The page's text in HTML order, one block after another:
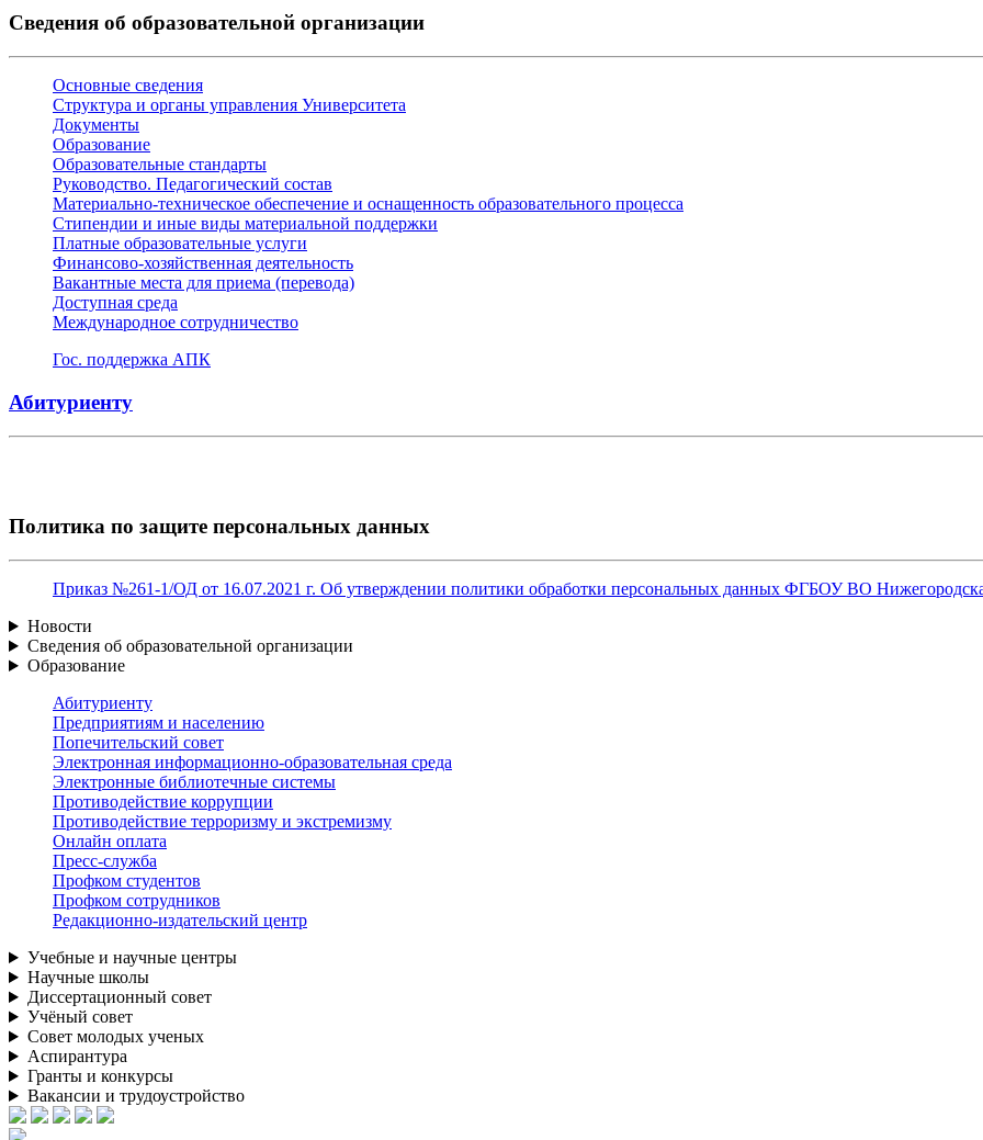
Сведения об образовательной организации
Основные сведения
Структура и органы управления Университета
Документы
Образование
Образовательные стандарты
Руководство. Педагогический состав
Материально-техническое обеспечение и оснащенность образовательного процесса
Стипендии и иные виды материальной поддержки
Платные образовательные услуги
Финансово-хозяйственная деятельность
Вакантные места для приема (перевода)
Доступная среда
Международное сотрудничество
Гос. поддержка АПК
Абитуриенту
Политика по защите персональных данных
Приказ №261-1/ОД от 16.07.2021 г. Об утверждении политики обработки персональных данных ФГБОУ ВО
Новости
Сведения об образовательной организации
Образование
Абитуриенту
Предприятиям и населению
Попечительский совет
Электронная информационно-образовательная среда
Электронные библиотечные системы
Противодействие коррупции
Противодействие терроризму и экстремизму
Онлайн оплата
Пресс-служба
Профком студентов
Профком сотрудников
Редакционно-издательский центр
Учебные и научные центры
Научные школы
Диссертационный совет
Учёный совет
Совет молодых ученых
Аспирантура
Гранты и конкурсы
Вакансии и трудоустройство